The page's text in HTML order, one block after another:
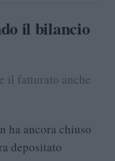
il bilancio
il fatturato anche
ha ancora chiuso
depositato